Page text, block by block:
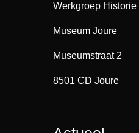
Werkgroep Historie
Museum Joure
Museumstraat 2
8501 CD Joure